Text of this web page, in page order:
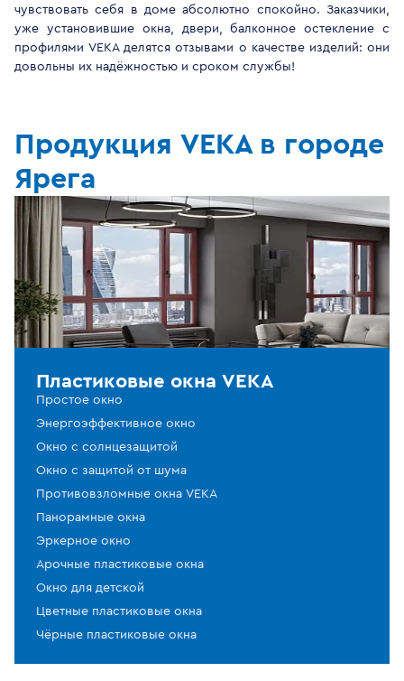
чувствовать себя в доме абсолютно спокойно. Заказчики,
уже установившие окна, двери, балконное остекление с
профилями VEKA делятся отзывами о качестве изделий: они
довольны их надёжностью и сроком службы!
Продукция VEKA в городе
Ярега
Пластиковые окна VEKA
Простое окно
Энергоэффективное окно
Окно с солнцезащитой
Окно с защитой от шума
Противовзломные окна VEKA
Панорамные окна
Эркерное окно
Арочные пластиковые окна
Окно для детской
Цветные пластиковые окна
Чёрные пластиковые окна